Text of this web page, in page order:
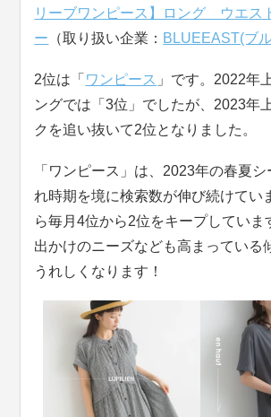
リーブワンピース】ロング ウエス
ー （取り扱い企業： BLUEEAST(ブ
2位は「 ワンピース 」です。2022年
ングでは「3位」でしたが、2023年
クを追い抜いて2位となりました。
「ワンピース」は、2023年の春夏シ
れ時期を境に検索数が伸び続けてい
ら毎月4位から2位をキープしていま
出かけのニーズなども高まっている
うれしくなります！